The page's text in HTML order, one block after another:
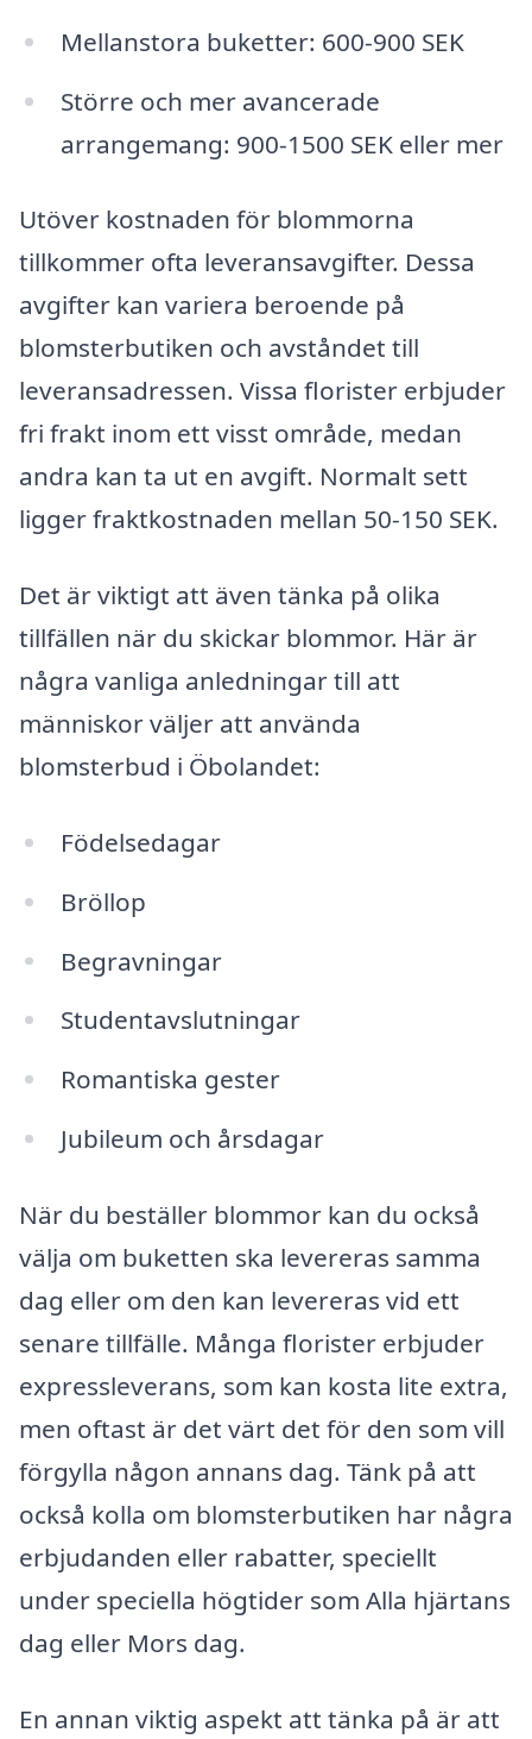
Mellanstora buketter: 600-900 SEK
Större och mer avancerade
arrangemang: 900-1500 SEK eller mer
Utöver kostnaden för blommorna
tillkommer ofta leveransavgifter. Dessa
avgifter kan variera beroende på
blomsterbutiken och avståndet till
leveransadressen. Vissa florister erbjuder
fri frakt inom ett visst område, medan
andra kan ta ut en avgift. Normalt sett
ligger fraktkostnaden mellan 50-150 SEK.
Det är viktigt att även tänka på olika
tillfällen när du skickar blommor. Här är
några vanliga anledningar till att
människor väljer att använda
blomsterbud i Öbolandet:
Födelsedagar
Bröllop
Begravningar
Studentavslutningar
Romantiska gester
Jubileum och årsdagar
När du beställer blommor kan du också
välja om buketten ska levereras samma
dag eller om den kan levereras vid ett
senare tillfälle. Många florister erbjuder
expressleverans, som kan kosta lite extra,
men oftast är det värt det för den som vill
förgylla någon annans dag. Tänk på att
också kolla om blomsterbutiken har några
erbjudanden eller rabatter, speciellt
under speciella högtider som Alla hjärtans
dag eller Mors dag.
En annan viktig aspekt att tänka på är att